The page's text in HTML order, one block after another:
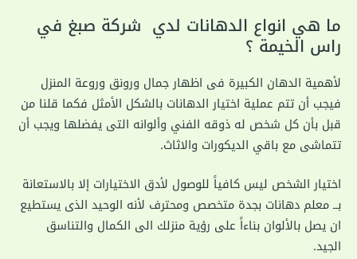
ما هي انواع الدهانات لدي شركة صبغ في
راس الخيمة ؟
لأهمية الدهان الكبيرة فى اظهار جمال ورونق وروعة المنزل
فيجب أن تتم عملية اختيار الدهانات بالشكل الأمثل فكما قلنا من
قبل بأن كل شخص له ذوقه الفني وألوانه التى يفضلها ويجب أن
تتماشى مع باقي الديكورات والاثاث.
اختيار الشخص ليس كافياً للوصول لأدق الاختيارات إلا بالاستعانة
بــ معلم دهانات بجدة متخصص ومحترف لأنه الوحيد الذى يستطيع
ان يصل بالألوان بناءاً على رؤية منزلك الى الكمال والتناسق
الجيد.